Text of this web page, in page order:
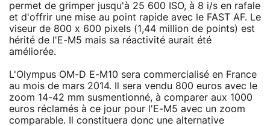
permet de grimper jusqu'à 25 600 ISO, à 8 i/s en rafale
et d'offrir une mise au point rapide avec le FAST AF. Le
viseur de 800 x 600 pixels (1,44 million de points) est
hérité de l'E-M5 mais sa réactivité aurait été
améliorée.
L'Olympus OM-D E-M10 sera commercialisé en France
au mois de mars 2014. Il sera vendu 800 euros avec le
zoom 14-42 mm susmentionné, à comparer aux 1000
euros réclamés à ce jour pour l'E-M5 avec un zoom
comparable. Il constituera donc une alternative